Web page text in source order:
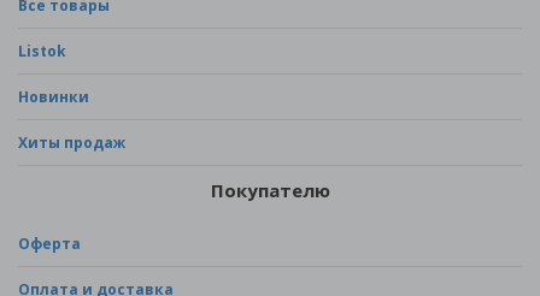
Все товары
Listok
Новинки
Хиты продаж
Покупателю
Оферта
Оплата и доставка